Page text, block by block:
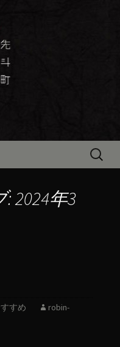
理・和食
）」の公式ブ
美味しい季節
の「魯ビン（ろ
お知らせや、お
をおとどけしま
検
2024年3
すめ
robin-